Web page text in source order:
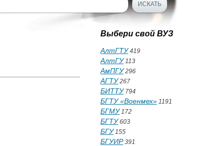
Выбери свой ВУЗ
АлтГТУ419
АлтГУ113
АмПГУ296
АГТУ267
БИТТУ794
БГТУ «Военмех» 1191
БГМУ172
БГТУ603
БГУ155
БГУИР391